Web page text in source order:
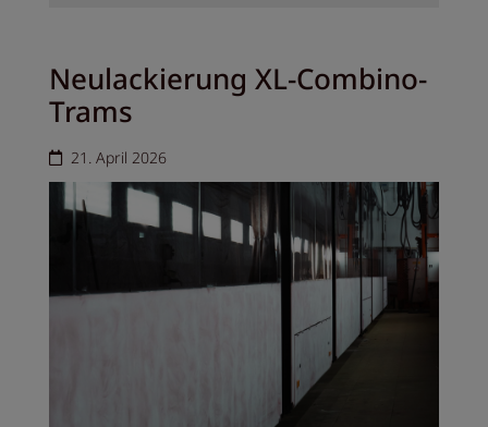
Neulackierung XL-Combino-
Trams
21. April 2026